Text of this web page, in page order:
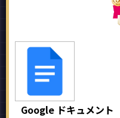
Google ドキュメント